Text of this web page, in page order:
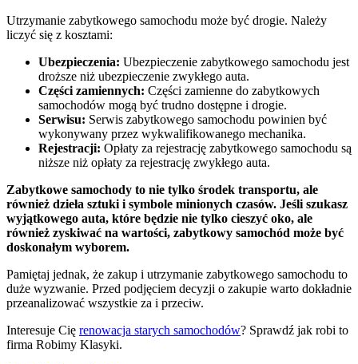
Utrzymanie zabytkowego samochodu może być drogie. Należy
liczyć się z kosztami:
Ubezpieczenia: Ubezpieczenie zabytkowego samochodu jest
droższe niż ubezpieczenie zwykłego auta.
Części zamiennych: Części zamienne do zabytkowych
samochodów mogą być trudno dostępne i drogie.
Serwisu: Serwis zabytkowego samochodu powinien być
wykonywany przez wykwalifikowanego mechanika.
Rejestracji: Opłaty za rejestrację zabytkowego samochodu są
niższe niż opłaty za rejestrację zwykłego auta.
Zabytkowe samochody to nie tylko środek transportu, ale
również dzieła sztuki i symbole minionych czasów. Jeśli szukasz
wyjątkowego auta, które będzie nie tylko cieszyć oko, ale
również zyskiwać na wartości, zabytkowy samochód może być
doskonałym wyborem.
Pamiętaj jednak, że zakup i utrzymanie zabytkowego samochodu to
duże wyzwanie. Przed podjęciem decyzji o zakupie warto dokładnie
przeanalizować wszystkie za i przeciw.
Interesuje Cię renowacja starych samochodów? Sprawdź jak robi to
firma Robimy Klasyki.